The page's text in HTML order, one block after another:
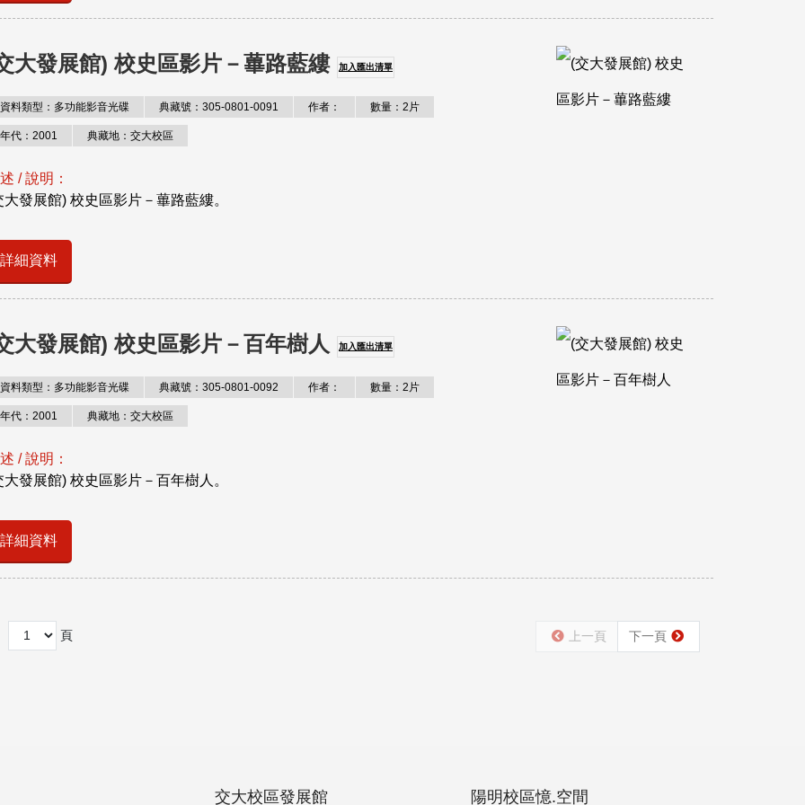
大發展館) 校史區影片－蓽路藍縷 加入匯出清單
資料類型：多功能影音光碟 典藏號：305-0801-0091 作者： 數量：2片
年代：2001 典藏地：交大校區
/ 說明：
大發展館) 校史區影片－蓽路藍縷。
詳細資料
大發展館) 校史區影片－百年樹人 加入匯出清單
資料類型：多功能影音光碟 典藏號：305-0801-0092 作者： 數量：2片
年代：2001 典藏地：交大校區
/ 說明：
大發展館) 校史區影片－百年樹人。
詳細資料
頁 上一頁 下一頁
交大校區發展館 陽明校區憶.空間